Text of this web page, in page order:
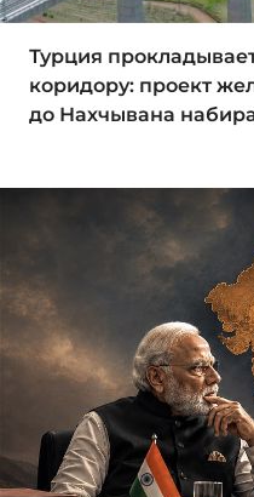
Турция
коридору: проект
до Нахчывана